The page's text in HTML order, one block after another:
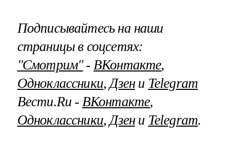
Подписывайтесь на наши
страницы в соцсетях:
"Смотрим"‐ ВКонтакте,
Одноклассники, Дзени Telegram
Вести.Ru ‐ ВКонтакте,
Одноклассники, Дзени Telegram.